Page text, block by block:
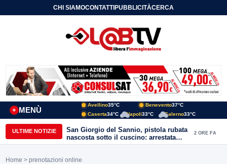
CHI SIAMOCONTATTIPUBBLICITÀCERCA
MENÙ
+
Avellino35°C Benevento37°C
Caserta34°C Napoli33°C Salerno33°C
ULTIME NOTIZIE
San Giorgio del Sannio, pistola rubata
nascosta sotto il cuscino: arrestata
51enne
2 ORE FA
Home > prenotazioni online